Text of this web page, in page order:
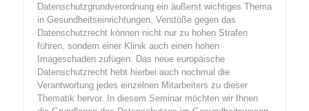
Datenschutzgrundverordnung ein äußerst wichtiges Thema
in Gesundheitseinrichtungen. Verstöße gegen das
Datenschutzrecht können nicht nur zu hohen Strafen
führen, sondern einer Klinik auch einen hohen
Imageschaden zufügen. Das neue europäische
Datenschutzrecht hebt hierbei auch nochmal die
Verantwortung jedes einzelnen Mitarbeiters zu dieser
Thematik hervor. In diesem Seminar möchten wir Ihnen